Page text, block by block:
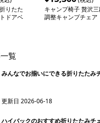
りたた
ドアベ
キャンプ椅子 贅沢
調整キャンプチェア
覧
みんなでお揃いにできる折りたたみ
更新日2026-06-18
ハイバックのおすすめ折りたたみチ